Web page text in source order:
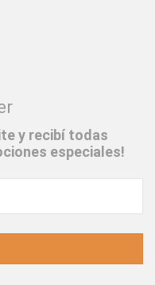
y recibí todas
especiales!